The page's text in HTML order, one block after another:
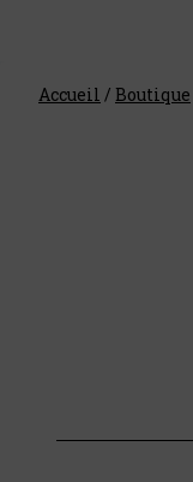
Accueil / Boutique